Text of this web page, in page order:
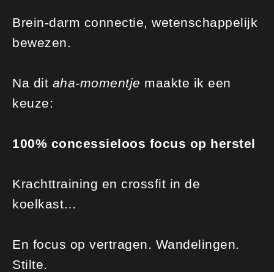
Brein-darm connectie, wetenschappelijk
bewezen.
Na dit aha-momentje maakte ik een
keuze:
100% concessieloos focus op herstel
Krachttraining en crossfit in de
koelkast…
En focus op vertragen. Wandelingen.
Stilte.